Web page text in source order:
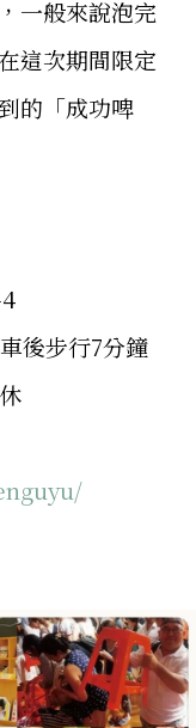
一般來說泡完
這次期間限定
的「成功啤
後步行7分鐘